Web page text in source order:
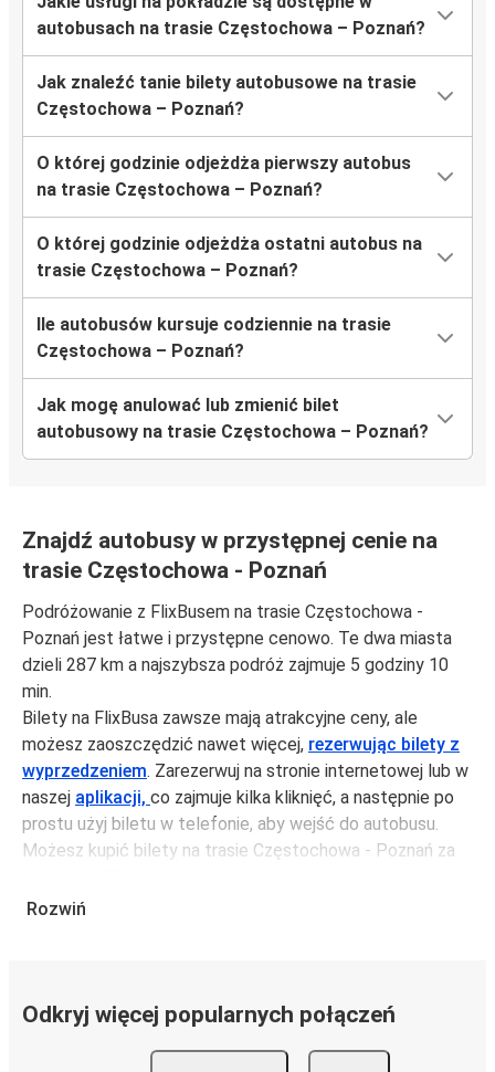
autobusach na trasie Częstochowa – Poznań?
Jak znaleźć tanie bilety autobusowe na trasie
Częstochowa – Poznań?
O której godzinie odjeżdża pierwszy autobus
na trasie Częstochowa – Poznań?
O której godzinie odjeżdża ostatni autobus na
trasie Częstochowa – Poznań?
Ile autobusów kursuje codziennie na trasie
Częstochowa – Poznań?
Jak mogę anulować lub zmienić bilet
autobusowy na trasie Częstochowa – Poznań?
Znajdź autobusy w przystępnej cenie na
trasie Częstochowa - Poznań
Podróżowanie z FlixBusem na trasie Częstochowa -
Poznań jest łatwe i przystępne cenowo. Te dwa miasta
dzieli 287 km a najszybsza podróż zajmuje 5 godziny 10
min.
Bilety na FlixBusa zawsze mają atrakcyjne ceny, ale
możesz zaoszczędzić nawet więcej, rezerwując bilety z
wyprzedzeniem. Zarezerwuj na stronie internetowej lub w
naszej aplikacji, co zajmuje kilka kliknięć, a następnie po
prostu użyj biletu w telefonie, aby wejść do autobusu.
Możesz kupić bilety na trasie Częstochowa - Poznań za
na tygodniu, unikając weekendów i świąt. Aby podróżować
Rozwiń
Odkryj więcej popularnych połączeń